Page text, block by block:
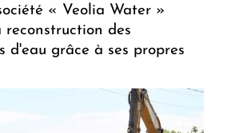
« Veolia Water »
reconstruction des
d'eau grâce à ses propres